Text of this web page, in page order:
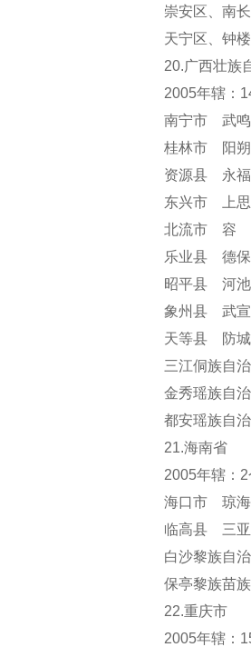
崇安区、南
天宁区
钟
20.广西壮族
2005年辖：
南宁市 武
桂林市 阳
资源县 永
东兴市 上
北流市 容
乐业县 德
昭平县 河
象州县 武
天等县 防
三江侗族自
金秀瑶族自
都安瑶族自
21.海南省
2005年辖：
海口市 琼
临高县 三
白沙黎族自
保亭黎族苗
22.重庆市
2005年辖